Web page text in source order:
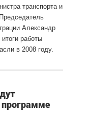
транспорта и
Александр
работы
в 2008 году.
программе